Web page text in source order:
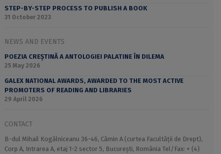
STEP-BY-STEP PROCESS TO PUBLISH A BOOK
31 October 2023
NEWS AND EVENTS
POEZIA CREȘTINĂ A ANTOLOGIEI PALATINE ÎN DILEMA
25 May 2026
GALEX NATIONAL AWARDS, AWARDED TO THE MOST ACTIVE
PROMOTERS OF READING AND LIBRARIES
29 April 2026
CONTACT
B-dul Mihail Kogălniceanu 36-46, Cămin A (curtea Facultății de Drept),
Corp A, Intrarea A, etaj 1-2 sector 5, București, România Tel/Fax: + (4)